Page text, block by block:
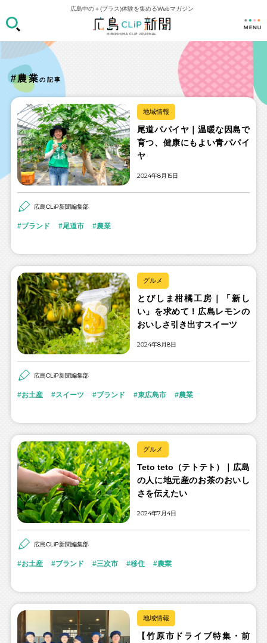
広島中の＋(プラス)体験を集めるWebマガジン
#農業の記事
地域情報
尾道パパイヤ｜温暖な因島で
育つ、健康にもよい青パパイ
ヤ
2024年8月15日
広島CLiP新聞編集部
ブランド 尾道市 農業
グルメ
とびしま柑橘工房｜「新し
い」を求めて！広島レモンの
おいしさ引き出すスイーツ
2024年8月8日
広島CLiP新聞編集部
お土産 スイーツ ブランド 東広島市 農業
グルメ
Teto teto（テトテト）｜広島
の人に地元産のお茶のおいし
さを伝えたい
2024年7月4日
広島CLiP新聞編集部
お土産 ブランド 三次市 移住 農業
地域情報
【竹原市ドライブ特集・前